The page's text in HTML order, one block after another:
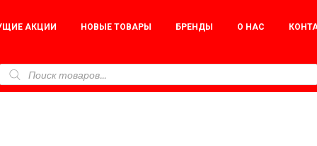
АКЦИИ НОВЫЕ ТОВАРЫ БРЕНДЫ О НАС